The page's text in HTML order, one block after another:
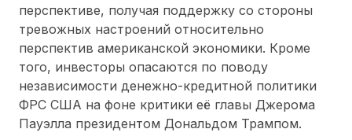
перспективе, получая поддержку со стороны
тревожных настроений относительно
перспектив американской экономики. Кроме
того, инвесторы опасаются по поводу
независимости денежно-кредитной политики
ФРС США на фоне критики её главы Джерома
Пауэлла президентом Дональдом Трампом.